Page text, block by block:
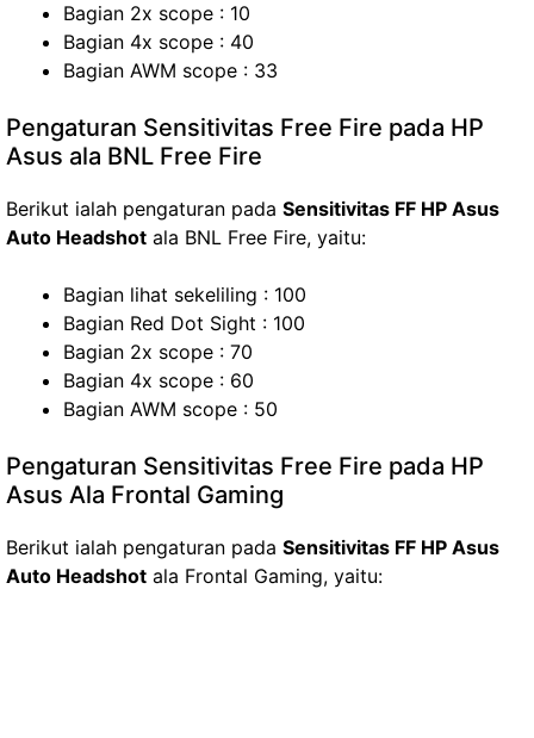
Bagian 2x scope : 10
Bagian 4x scope : 40
Bagian AWM scope : 33
Pengaturan Sensitivitas Free Fire pada HP
Asus ala BNL Free Fire
Berikut ialah pengaturan pada Sensitivitas FF HP Asus
Auto Headshot ala BNL Free Fire, yaitu:
Bagian lihat sekeliling : 100
Bagian Red Dot Sight : 100
Bagian 2x scope : 70
Bagian 4x scope : 60
Bagian AWM scope : 50
Pengaturan Sensitivitas Free Fire pada HP
Asus Ala Frontal Gaming
Berikut ialah pengaturan pada Sensitivitas FF HP Asus
Auto Headshot ala Frontal Gaming, yaitu: